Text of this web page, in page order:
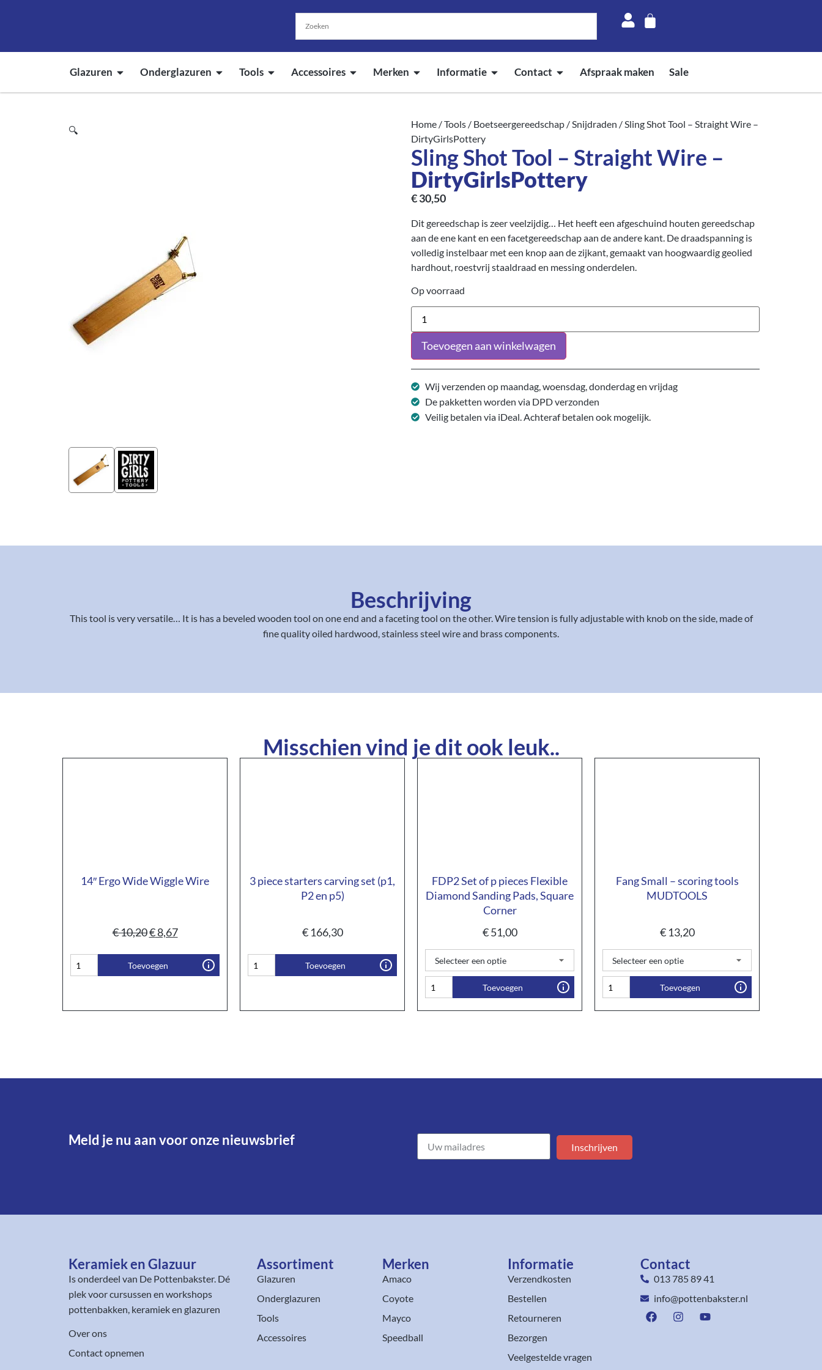
Glazuren Onderglazuren Tools Accessoires Merken Informatie Contact Afspraak maken Sale
🔍
Home /Tools / Boetseergereedschap /Snijdraden / Sling Shot Tool – Straight Wire –
DirtyGirlsPottery
Sling Shot Tool – Straight Wire –
DirtyGirlsPottery
€30,50
Dit gereedschap is zeer veelzijdig… Het heeft een afgeschuind houten gereedschap
aan de ene kant en een facetgereedschap aan de andere kant. De draadspanning is
volledig instelbaar met een knop aan de zijkant, gemaakt van hoogwaardig geolied
hardhout, roestvrij staaldraad en messing onderdelen.
Op voorraad
Toevoegen aan winkelwagen
Wij verzenden op maandag, woensdag, donderdag en vrijdag
De pakketten worden via DPD verzonden
Veilig betalen via iDeal. Achteraf betalen ook mogelijk.
Beschrijving
This tool is very versatile… It is has a beveled wooden tool on one end and a faceting tool on the other. Wire tension is fully adjustable with knob on the side, made of
fine quality oiled hardwood, stainless steel wire and brass components.
Misschien vind je dit ook leuk..
14″ Ergo Wide Wiggle Wire
€10,20€8,67
Toevoegen
3 piece starters carving set (p1,
P2 en p5)
€166,30
Toevoegen
FDP2 Set of p pieces Flexible
Diamond Sanding Pads, Square
Corner
€51,00
Toevoegen
Fang Small – scoring tools
MUDTOOLS
€13,20
Toevoegen
Meld je nu aan voor onze nieuwsbrief​ Inschrijven
Keramiek en Glazuur​
Is onderdeel van De Pottenbakster. Dé
plek voor cursussen en workshops
pottenbakken, keramiek en glazuren
Over ons
Contact opnemen
Assortiment​
Glazuren
Onderglazuren
Tools
Accessoires
Merken
Amaco
Coyote
Mayco
Speedball
Informatie
Verzendkosten
Bestellen
Retourneren
Bezorgen
Veelgestelde vragen
Contact
013 785 89 41
info@pottenbakster.nl